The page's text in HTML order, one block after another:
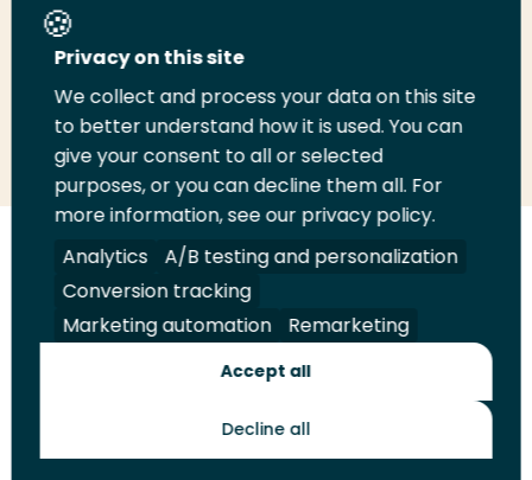
Deel deze pagina
Deel
LinkedIn
Deel
op
Twitter
Deel
op
Facebook
Email
deze
pagina
Print
deze
pagina
Volg
ons
op
LinkedIn
Volg
ons
op
Facebook
Volg
ons
op
YouTube
Volg
ons
op
Instagram
Juridisch Security A-Z Index
Contact
Toekomstmakers
Privacy on this site
We collect and process your data on this site
to better understand how it is used. You can
give your consent to all or selected
purposes, or you can decline them all. For
more information, see our privacy policy.
Analytics
A/B testing and personalization
Conversion tracking
Marketing automation
Remarketing
Accept all
Decline all